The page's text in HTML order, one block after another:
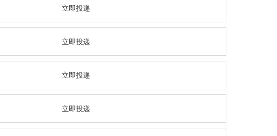
立即投递
立即投递
立即投递
立即投递